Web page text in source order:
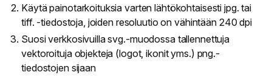
Käytä painotarkoituksia varten lähtökohtaisesti jpg. tai
tiff. -tiedostoja, joiden resoluutio on vähintään 240 dpi
Suosi verkkosivuilla svg.-muodossa tallennettuja
vektoroituja objekteja (logot, ikonit yms.) png.-
tiedostojen sijaan